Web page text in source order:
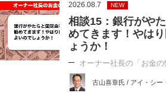
2026.08.7 NEW
相談15：銀行がや
めてきます！やは
ょうか！
オーナー社長の「お金の
古山喜章氏 / アイ・シー